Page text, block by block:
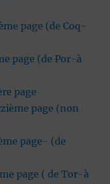
page (de Coq-
page (de Por-à
page
page (non
page- (de
page ( de Tor-à